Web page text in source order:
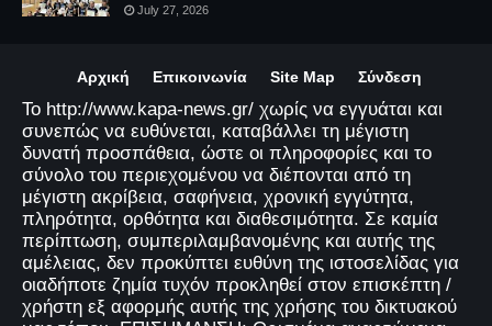
July 27, 2026
Αρχική Επικοινωνία Site Map Σύνδεση
Το http://www.kapa-news.gr/ χωρίς να εγγυάται και
συνεπώς να ευθύνεται, καταβάλλει τη μέγιστη
δυνατή προσπάθεια, ώστε οι πληροφορίες και το
σύνολο του περιεχομένου να διέπονται από τη
μέγιστη ακρίβεια, σαφήνεια, χρονική εγγύτητα,
πληρότητα, ορθότητα και διαθεσιμότητα. Σε καμία
περίπτωση, συμπεριλαμβανομένης και αυτής της
αμέλειας, δεν προκύπτει ευθύνη της ιστοσελίδας για
οιαδήποτε ζημία τυχόν προκληθεί στον επισκέπτη /
χρήστη εξ αφορμής αυτής της χρήσης του δικτυακού